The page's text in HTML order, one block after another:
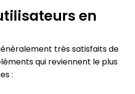
en
très satisfaits de
qui reviennent le plus
: